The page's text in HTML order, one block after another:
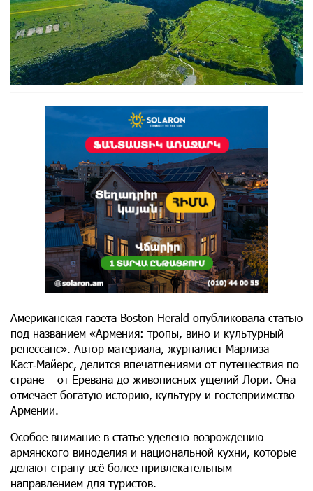
Американская газета Boston Herald опубликовала статью
под названием «Армения: тропы, вино и культурный
ренессанс». Автор материала, журналист Марлиза
Каст‑Майерс, делится впечатлениями от путешествия по
стране – от Еревана до живописных ущелий Лори. Она
отмечает богатую историю, культуру и гостеприимство
Армении.
Особое внимание в статье уделено возрождению
армянского виноделия и национальной кухни, которые
делают страну всё более привлекательным
направлением для туристов.